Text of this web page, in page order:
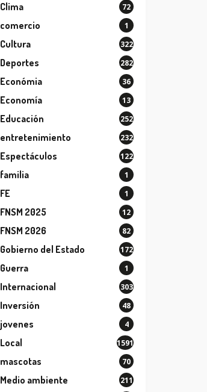
Clima 72
comercio 1
Cultura 322
Deportes 282
Económia 36
Economía 13
Educación 252
entretenimiento 232
Espectáculos 122
familia 1
FE 1
FNSM 2025 12
FNSM 2026 82
Gobierno del Estado 172
Guerra 1
Internacional 303
Inversión 48
jovenes 4
Local 1591
mascotas 70
Medio ambiente 211